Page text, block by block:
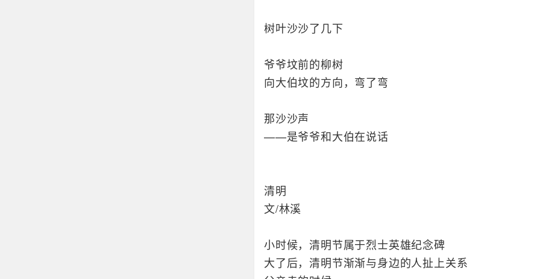
树叶沙沙了几下
爷爷坟前的柳树
向大伯坟的方向，弯了弯
那沙沙声
——是爷爷和大伯在说话
清明
文/林溪
小时候，清明节属于烈士英雄纪念碑
大了后，清明节渐渐与身边的人扯上关系